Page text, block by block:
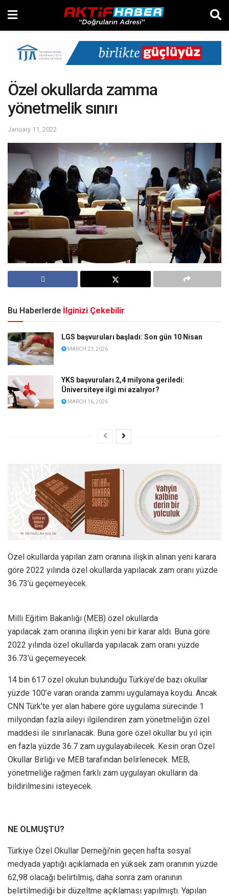
Özel okullarda zamma
yönetmelik sınırı
January 11, 2022
Bu Haberlerde İlginizi Çekebilir
LGS başvuruları başladı: Son gün 10 Nisan
MARCH 23, 2026
YKS başvuruları 2,4 milyona geriledi:
Üniversiteye ilgi mi azalıyor?
MARCH 16, 2026
Özel okullarda yapılan zam oranına ilişkin alınan yeni karara
göre 2022 yılında özel okullarda yapılacak zam oranı yüzde
36.73’ü geçemeyecek.
Milli Eğitim Bakanlığı (MEB) özel okullarda
yapılacak zam oranına ilişkin yeni bir karar aldı. Buna göre
2022 yılında özel okullarda yapılacak zam oranı yüzde
36.73’ü geçemeyecek.
14 bin 617 özel okulun bulunduğu Türkiye’de bazı okullar
yüzde 100’e varan oranda zammı uygulamaya koydu. Ancak
CNN Türk’te yer alan habere göre uygulama sürecinde 1
milyondan fazla aileyi ilgilendiren zam yönetmeliğin özel
maddesi ile sınırlanacak. Buna göre özel okullar bu yıl için
en fazla yüzde 36.7 zam uygulayabilecek. Kesin oran Özel
Okullar Birliği ve MEB tarafından belirlenecek. MEB,
yönetmeliğe rağmen farklı zam uygulayan okulların da
bildirilmesini isteyecek.
NE OLMUŞTU?
Türkiye Özel Okullar Derneği’nin geçen hafta sosyal
medyada yaptığı açıklamada en yüksek zam oranının yüzde
62,98 olacağı belirtilmiş, daha sonra zam oranının
belirtilmediği bir düzeltme açıklaması yapılmıştı. Yapılan